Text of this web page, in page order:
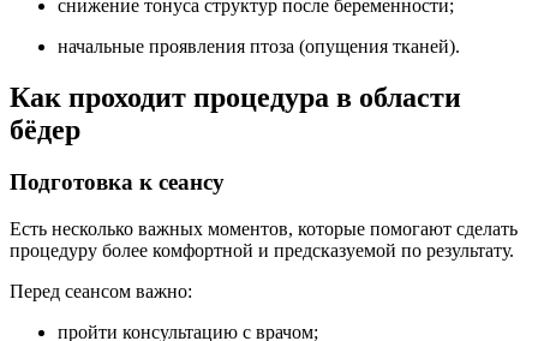
снижение тонуса структур после беременности;
начальные проявления птоза (опущения тканей).
Как проходит процедура в области
бёдер
Подготовка к сеансу
Есть несколько важных моментов, которые помогают сделать
процедуру более комфортной и предсказуемой по результату.
Перед сеансом важно:
пройти консультацию с врачом;